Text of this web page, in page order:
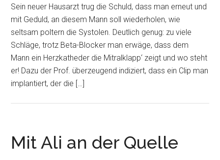
Sein neuer Hausarzt trug die Schuld, dass man erneut und
mit Geduld, an diesem Mann soll wiederholen, wie
seltsam poltern die Systolen. Deutlich genug: zu viele
Schläge, trotz Beta-Blocker man erwäge, dass dem
Mann ein Herzkatheder die Mitralklapp‘ zeigt und wo steht
er! Dazu der Prof. überzeugend indiziert, dass ein Clip man
implantiert, der die […]
Mit Ali an der Quelle